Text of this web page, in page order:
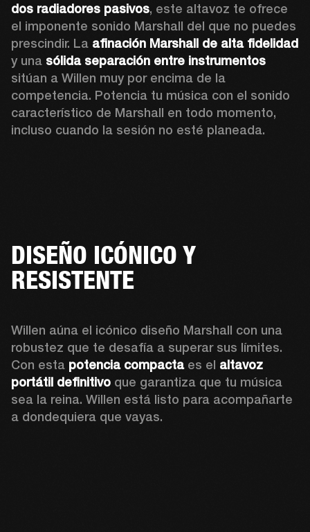
dos radiadores pasivos, este altavoz te ofrece
el imponente sonido Marshall del que no puedes
prescindir. La afinación Marshall de alta fidelidad
y una
sitúan a Willen muy por encima de la
competencia. Potencia tu música con el sonido
característico de Marshall en todo momento,
incluso cuando la sesión no esté planeada.
DISEÑO ICÓNICO Y
RESISTENTE
Willen aúna el icónico diseño Marshall con una
robustez que te desafía a superar sus límites.
Con esta potencia compacta es el altavoz
portátil definitivo que garantiza que tu música
sea la reina. Willen está listo para acompañarte
a dondequiera que vayas.